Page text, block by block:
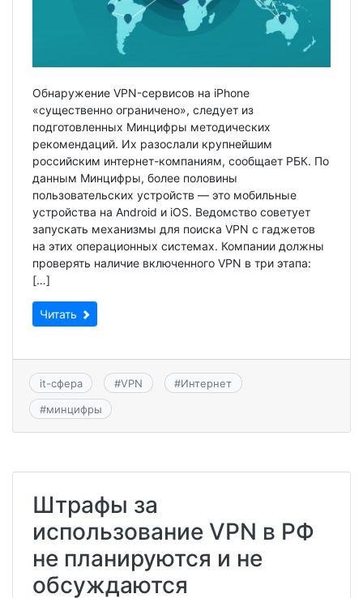
Обнаружение VPN-сервисов на iPhone
«существенно ограничено», следует из
подготовленных Минцифры методических
рекомендаций. Их разослали крупнейшим
российским интернет-компаниям, сообщает РБК. По
данным Минцифры, более половины
пользовательских устройств — это мобильные
устройства на Android и iOS. Ведомство советует
запускать механизмы для поиска VPN с гаджетов
на этих операционных системах. Компании должны
проверять наличие включенного VPN в три этапа:
[…]
Читать
it-сфера #VPN #Интернет
#минцифры
Штрафы за
использование VPN в РФ
не планируются и не
обсуждаются